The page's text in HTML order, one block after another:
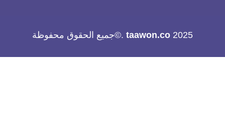
2025
taawon.co.©جميع الحقوق محفوظة